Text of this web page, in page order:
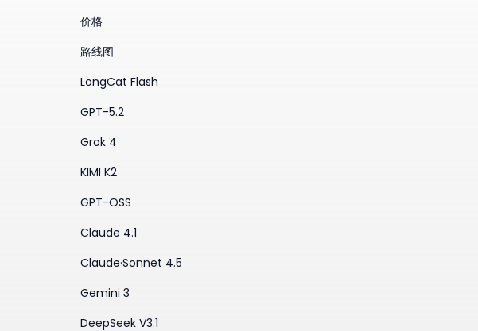
价格
路线图
LongCat Flash
GPT-5.2
Grok 4
KIMI K2
GPT-OSS
Claude 4.1
Claude·Sonnet 4.5
Gemini 3
DeepSeek V3.1